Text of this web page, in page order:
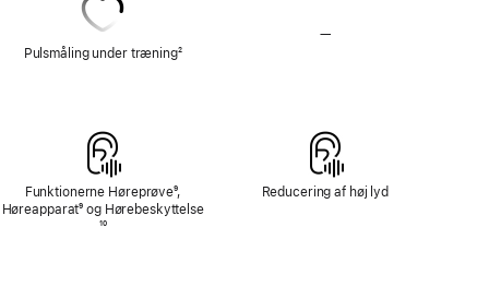
Pulsmåling under træningFodnote
²
Funktionerne HøreprøveFodnote
⁹,
HøreapparatFodnote
⁹ og HørebeskyttelseFodnote
¹⁰
—Ingen
Reducering af høj lyd